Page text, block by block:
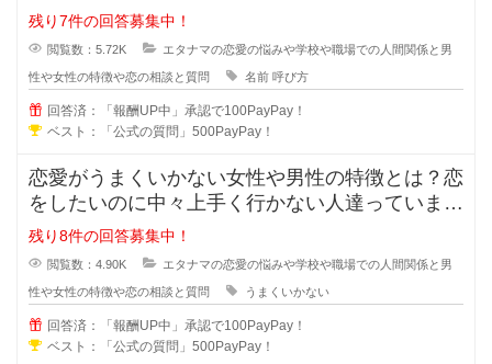
でしょうか？「苗字+さん」付け？
残り7件の回答募集中！
閲覧数：5.72K エタナマの恋愛の悩みや学校や職場での人間関係と男
性や女性の特徴や恋の相談と質問 名前 呼び方
回答済：「報酬UP中」承認で100PayPay！
ベスト：「公式の質問」500PayPay！
恋愛がうまくいかない女性や男性の特徴とは？恋
をしたいのに中々上手く行かない人達っています
よね？行動や発言に問題があり異性
残り8件の回答募集中！
閲覧数：4.90K エタナマの恋愛の悩みや学校や職場での人間関係と男
性や女性の特徴や恋の相談と質問 うまくいかない
回答済：「報酬UP中」承認で100PayPay！
ベスト：「公式の質問」500PayPay！